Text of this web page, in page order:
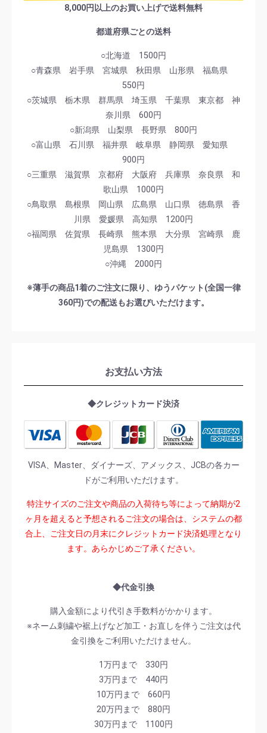
8,000円以上のお買い上げで送料無料
都道府県ごとの送料
○北海道 1500円
○青森県 岩手県 宮城県 秋田県 山形県 福島県
550円
○茨城県 栃木県 群馬県 埼玉県 千葉県 東京都 神
奈川県 600円
○新潟県 山梨県 長野県 800円
○富山県 石川県 福井県 岐阜県 静岡県 愛知県
900円
○三重県 滋賀県 京都府 大阪府 兵庫県 奈良県 和
歌山県 1000円
○鳥取県 島根県 岡山県 広島県 山口県 徳島県 香
川県 愛媛県 高知県 1200円
○福岡県 佐賀県 長崎県 熊本県 大分県 宮崎県 鹿
児島県 1300円
○沖縄 2000円
※薄手の商品1着のご注文に限り、ゆうパケット(全国一律
360円)での配送もお選びいただけます。
お支払い方法
◆クレジットカード決済
VISA、Master、ダイナーズ、アメックス、JCBの各カー
ドがご利用いただけます。
特注サイズのご注文や商品の入荷待ち等によって納期が2
ヶ月を超えると予想されるご注文の場合は、システムの都
合上、ご注文日の月末にクレジットカード決済処理となり
ます。あらかじめご了承ください。
◆代金引換
購入金額により代引き手数料がかかります。
※ネーム刺繍や裾上げなど加工・お直しを伴うご注文は代
金引換をご利用いただけません。
1万円まで 330円
3万円まで 440円
10万円まで 660円
20万円まで 880円
30万円まで 1100円